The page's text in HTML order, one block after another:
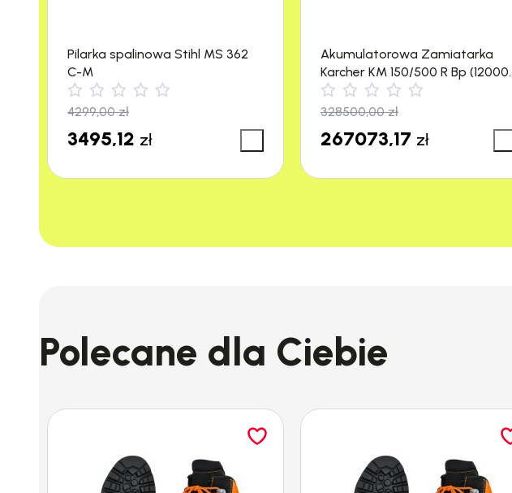
Pilarka spalinowa Stihl MS 362
C-M
4299,00zł
3495,12 zł
Akumulatorowa Zamiatarka
Karcher KM 150/500 R Bp (12000
m²/h)
328500,00zł
267073,17 zł
Polecane dla Ciebie